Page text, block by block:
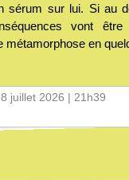
sérum sur lui. Si au
vont être
métamorphose en
juillet 2026 | 21h39